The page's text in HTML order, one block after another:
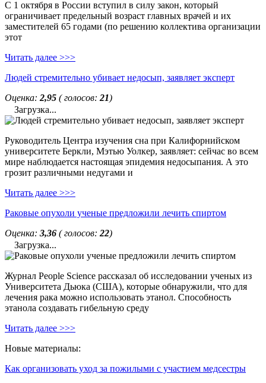
С 1 октября в России вступил в силу закон, который
ограничивает предельный возраст главных врачей и их
заместителей 65 годами (по решению коллектива организации
этот
Читать далее >>>
Людей стремительно убивает недосып, заявляет эксперт
Оценка: 2,95 ( голосов: 21)
Загрузка...
Руководитель Центра изучения сна при Калифорнийском
университете Беркли, Мэтью Уолкер, заявляет: сейчас во всем
мире наблюдается настоящая эпидемия недосыпания. А это
грозит различными недугами и
Читать далее >>>
Раковые опухоли ученые предложили лечить спиртом
Оценка: 3,36 ( голосов: 22)
Загрузка...
Журнал People Science рассказал об исследовании ученых из
Университета Дьюка (США), которые обнаружили, что для
лечения рака можно использовать этанол. Способность
этанола создавать гибельную среду
Читать далее >>>
Новые материалы:
Как организовать уход за пожилыми с участием медсестры